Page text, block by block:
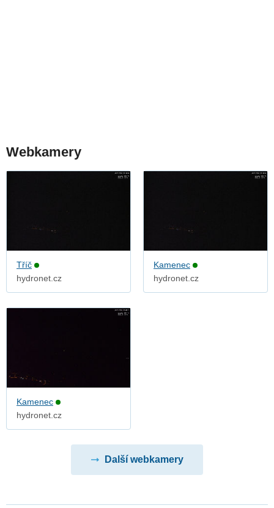
Webkamery
Tříč
hydronet.cz
Kamenec
hydronet.cz
Kamenec
hydronet.cz
Další webkamery